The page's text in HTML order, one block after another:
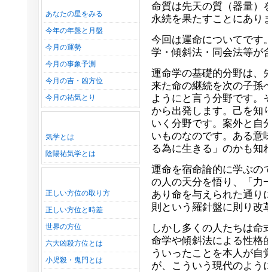
あなたの星をみる
今年の年盤と月盤
今月の運勢
今月の事象予測
今月の吉・凶方位
今月の祐気とり
気学とは
陰陽祐気学とは
正しい方位の取り方
正しい方位と時差
世界の方位
六大凶殺方位とは
小児殺・鬼門とは
命質は先天の質（器量）
永続を果たすことにあり
今回は運命についてです
学・傾斜法・同会法等が
運命学の基礎的分野は、
来た命の継続を次の子孫
ようにと言う分野です
から出発します。己を
いく分野です。案外と
いものなのです。ある
る為に生きる」のかも知
運命を宿命論的に学ぶの
の人の天分を悟り、「力
あり命を与えられた通
則という羅針盤に則り改
しかし多くの人たちは
命学や傾斜法による性格
ういったことを本人が
が、こういう現代のよ